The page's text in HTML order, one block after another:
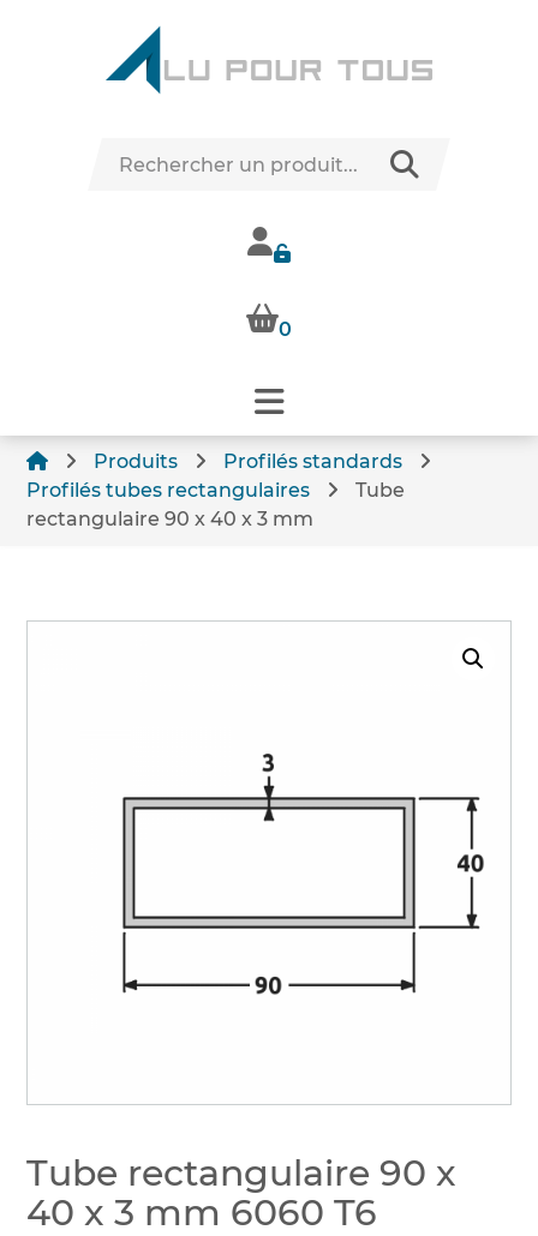
0
Produits
Profilés standards
Profilés tubes rectangulaires
Tube
rectangulaire 90 x 40 x 3 mm
Tube rectangulaire 90 x
40 x 3 mm 6060 T6